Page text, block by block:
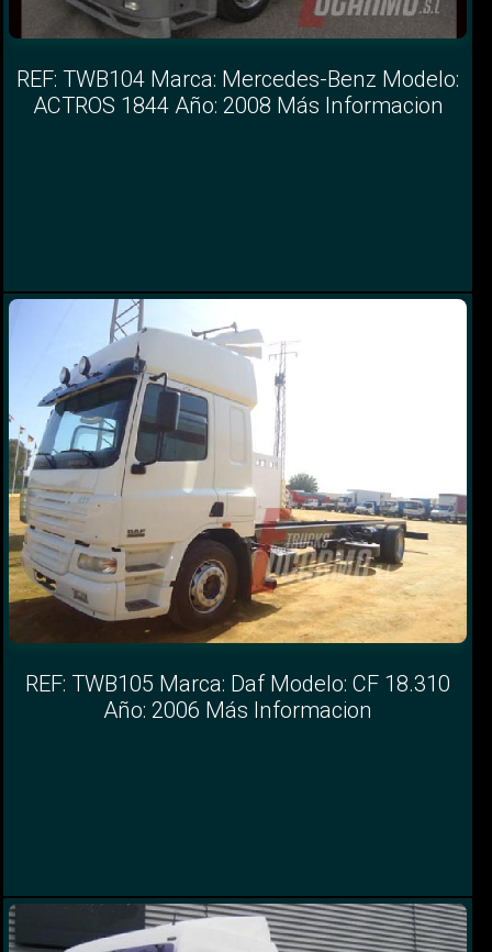
REF: TWB104 Marca: Mercedes-Benz Modelo:
ACTROS 1844 Año: 2008 Más Informacion
REF: TWB105 Marca: Daf Modelo: CF 18.310
Año: 2006 Más Informacion